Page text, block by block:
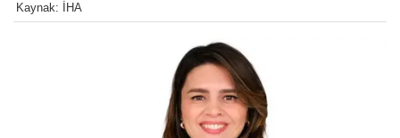
Kaynak: İHA